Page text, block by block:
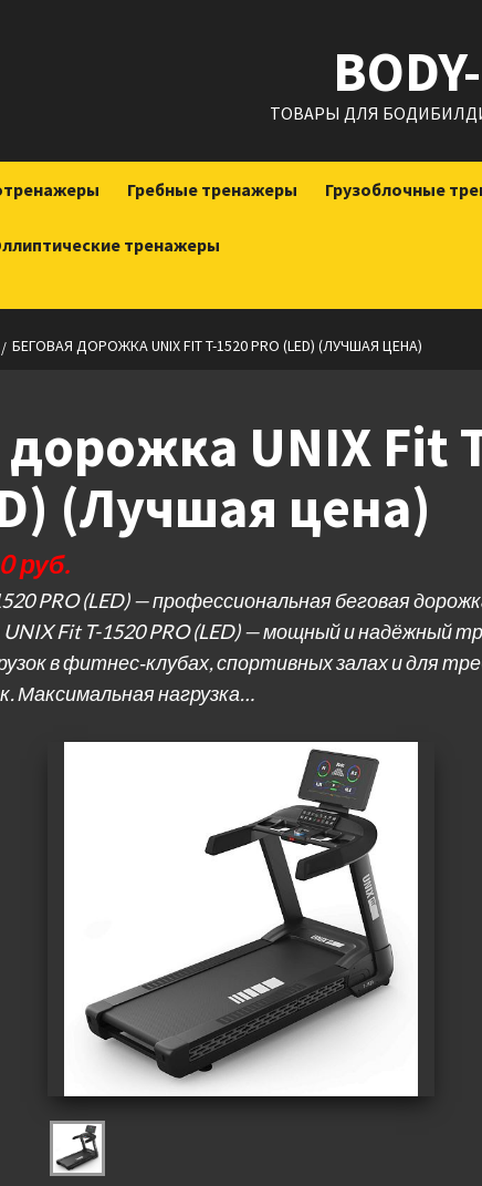
ТОВАРЫ ДЛЯ
Гребные тренажеры Грузоблочные
тренажеры
БЕГОВАЯ ДОРОЖКА UNIX FIT T-1520 PRO (LED) (ЛУЧШАЯ ЦЕНА)
дорожка UNIX Fit
(Лучшая цена)
руб.
PRO (LED) — профессиональная беговая
UNIX Fit T-1520 PRO (LED) — мощный и надёжный
в фитнес‑клубах, спортивных залах и для
Максимальная нагрузка…